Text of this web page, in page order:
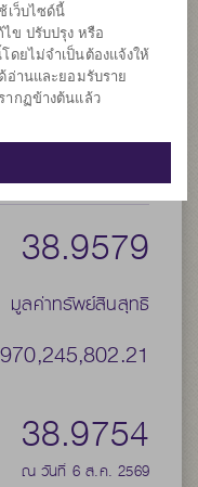
39.1879
38.9579
มูลค่าทรัพย์สินสุทธิ
38.9754
ณ วันที่ 6 ส.ค. 2569
เว็บไซด์นี้
ข ปรับปรุง หรือ
ดยไม่จำเป็นต้องแจ้งให้
อ่านและยอมรับราย
ากฏข้างต้นแล้ว